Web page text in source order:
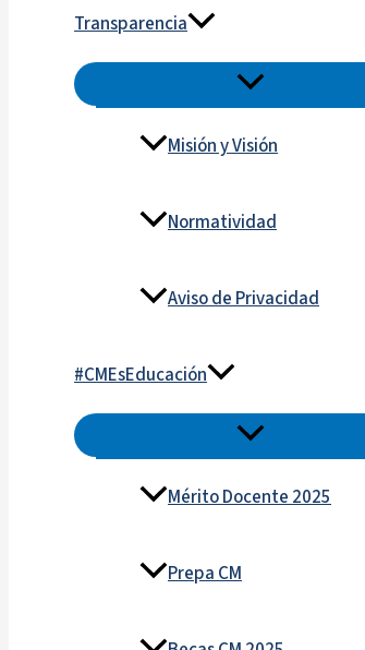
Transparencia
Misión y Visión
Normatividad
Aviso de Privacidad
#CMEsEducación
Mérito Docente 2025
Prepa CM